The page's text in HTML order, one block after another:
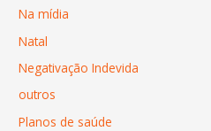
Na mídia
Natal
Negativação Indevida
outros
Planos de saúde